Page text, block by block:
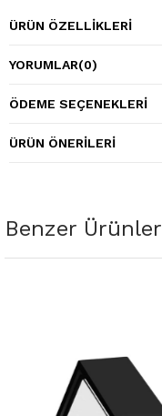
ÜRÜN ÖZELLIKLERI
YORUMLAR(0)
ÖDEME SEÇENEKLERI
ÜRÜN ÖNERILERI
Benzer Ürünler